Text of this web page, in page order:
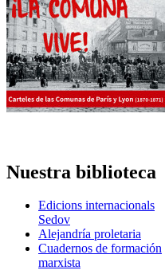
Nuestra biblioteca
Edicions internacionals
Sedov
Alejandría proletaria
Cuadernos de formación
marxista